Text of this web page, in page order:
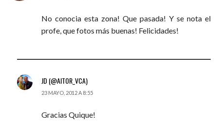
No conocia esta zona! Que pasada! Y se nota el
profe, que fotos más buenas! Felicidades!
JD (@AITOR_VCA)
23 MAYO, 2012 A 8:55
Gracias Quique!